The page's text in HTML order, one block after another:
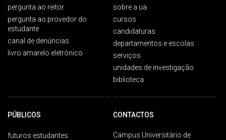
pergunta ao reitor
pergunta ao provedor do
estudante
canal de denúncias
livro amarelo eletrónico
sobre a ua
cursos
candidaturas
departamentos e escolas
serviços
unidades de investigação
biblioteca
PÚBLICOS
futuros estudantes
CONTACTOS
Campus Universitário de